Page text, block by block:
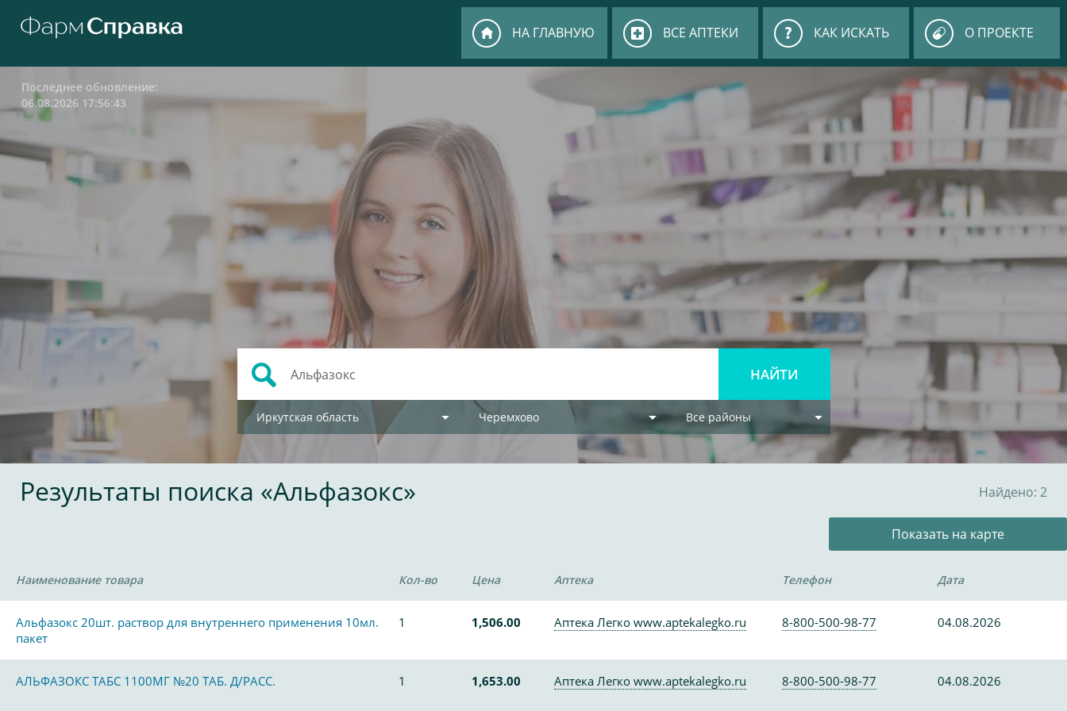
НА ГЛАВНУЮ ВСЕ АПТЕКИ КАК ИСКАТЬ О ПРОЕКТЕ
Последнее обновление:
06.08.2026 17:56:43
Иркутская область Черемхово Все районы
Результаты поиска «Альфазокс» Найдено: 2
Показать на карте
Наименование товара Кол-во Цена Аптека Телефон Дата
Альфазокс 20шт. раствор для внутреннего применения 10мл.
пакет
1 1,506.00 Аптека Легко www.aptekalegko.ru 8-800-500-98-77 04.08.2026
АЛЬФАЗОКС ТАБС 1100МГ №20 ТАБ. Д/РАСС. 1 1,653.00 Аптека Легко www.aptekalegko.ru 8-800-500-98-77 04.08.2026